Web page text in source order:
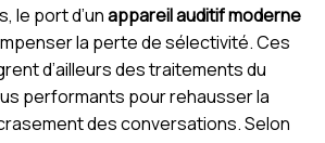
le port d’unappareil auditif moderne
la perte de sélectivité. Ces
d’ailleurs des traitements du
performants pour rehausser la
des conversations. Selon